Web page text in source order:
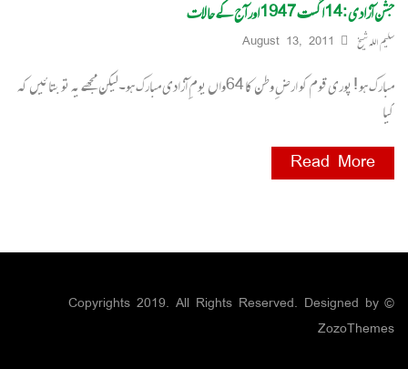
جشن آزادی :14اگست 1947اور آج کے حالات
سلیم اللہ شیخ August 13, 2011
مبارک ہو ! پوری قوم کو ارضِ وطن کا 64واں یومِ آزادی مبارک ہو۔لیکن مجھے یہ تو بتائیں کہ
کیا
Read More
© Copyrights 2019. All Rights Reserved. Designed by
ZozoThemes